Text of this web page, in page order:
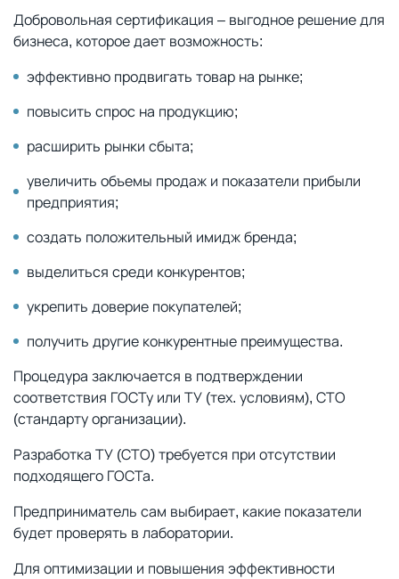
Добровольная сертификация – выгодное решение для
бизнеса, которое дает возможность:
эффективно продвигать товар на рынке;
повысить спрос на продукцию;
расширить рынки сбыта;
увеличить объемы продаж и показатели прибыли
предприятия;
создать положительный имидж бренда;
выделиться среди конкурентов;
укрепить доверие покупателей;
получить другие конкурентные преимущества.
Процедура заключается в подтверждении
соответствия ГОСТу или ТУ (тех. условиям), СТО
(стандарту организации).
Разработка ТУ (СТО) требуется при отсутствии
подходящего ГОСТа.
Предприниматель сам выбирает, какие показатели
будет проверять в лаборатории.
Для оптимизации и повышения эффективности